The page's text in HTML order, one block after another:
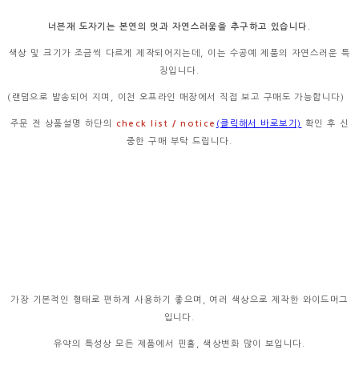
너븐재 도자기는 본연의 멋과 자연스러움을 추구하고 있습니다.
색상 및 크기가 조금씩 다르게 제작되어지는데, 이는 수공예 제품의 자연스러운 특
징입니다.
(랜덤으로 발송되어 지며, 이천 오프라인 매장에서 직접 보고 구매도 가능합니다)
주문 전 상품설명 하단의 check list / notice (클릭해서 바로보기)
확인 후 신
중한 구매 부탁 드립니다.
가장 기본적인 형태로 편하게 사용하기 좋으며, 여러 색상으로 제작한 와이드머그
입니다.
유약의 특성상 모든 제품에서 핀홀, 색상변화 많이 보입니다.